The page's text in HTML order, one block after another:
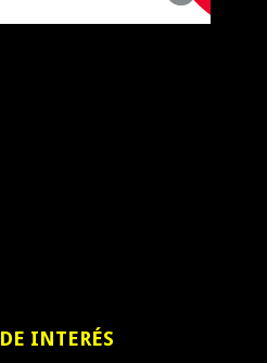
DE INTERÉS